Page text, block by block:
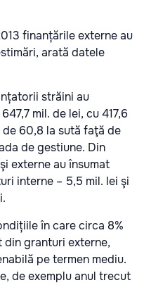
finanțările externe au
arată datele
străini au
mil. de lei, cu 417,6
de 60,8 la sută faţă de
de gestiune. Din
externe au însumat
interne – 5,5 mil. lei şi
în care circa 8%
granturi externe,
pe termen mediu.
de exemplu anul trecut